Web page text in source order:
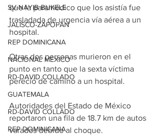
SV-NAYIB BUKELE
JALISCO-ZAPOPAN
REP DOMINICANA
NACIONAL MÉXICO
RD-DAVID COLLADO
GUATEMALA
RD-DAVID COLLADO
REP DOMINICANA
que la paramédico que los asistía fue
trasladada de urgencia vía aérea a un
hospital.
Otras dos personas murieron en el
punto en tanto que la sexta víctima
pereció de camino a un hospital.
Autoridades del Estado de México
reportaron una fila de 18.7 km de autos
varados debido al choque.